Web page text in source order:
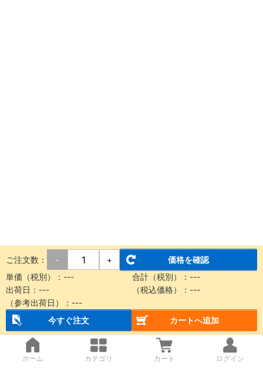
ご注文数： - +
価格を確認
単価（税別）： --- 合計（税別）： ---
出荷日： --- （税込価格）： ---
（参考出荷日）： ---
今すぐ注文
カートへ追加
ホーム カテゴリ カート ログイン